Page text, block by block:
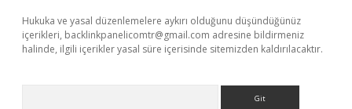
Hukuka ve yasal düzenlemelere aykırı olduğunu düşündüğünüz
içerikleri, backlinkpanelicomtr@gmail.com adresine bildirmeniz
halinde, ilgili içerikler yasal süre içerisinde sitemizden kaldırılacaktır.